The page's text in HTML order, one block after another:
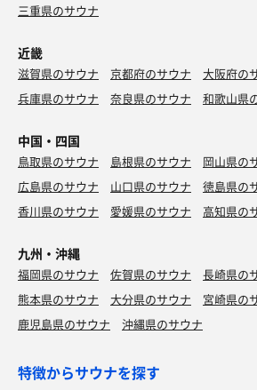
三重県のサウナ
近畿
滋賀県のサウナ 京都府のサウナ
大阪府の
兵庫県のサウナ
奈良県のサウナ 和歌山県
中国・四国
鳥取県のサウナ 島根県のサウナ
岡山県の
広島県のサウナ
山口県のサウナ
徳島県の
香川県のサウナ
愛媛県のサウナ 高知県の
九州・沖縄
福岡県のサウナ 佐賀県のサウナ
長崎県の
熊本県のサウナ
大分県のサウナ
宮崎県の
鹿児島県のサウナ
沖縄県のサウナ
特徴からサウナを探す